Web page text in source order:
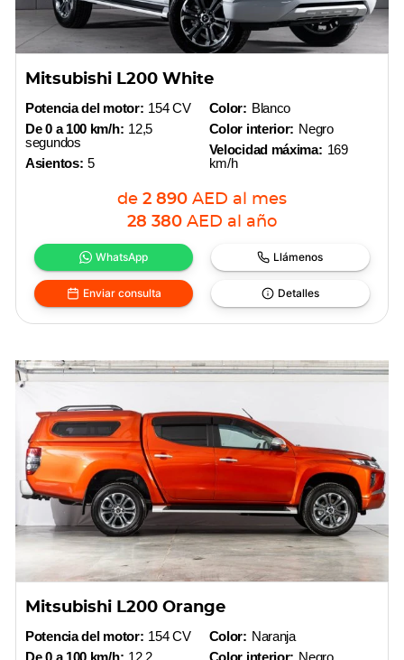
Mitsubishi L200 White
Potencia del motor: 154 CV
De 0 a 100 km/h: 12,5
segundos
Asientos: 5
Color: Blanco
Color interior: Negro
Velocidad máxima: 169
km/h
de 2 890 AED al mes
28 380 AED al año
WhatsApp Llámenos
Enviar consulta Detalles
Mitsubishi L200 Orange
Potencia del motor: 154 CV
De 0 a 100 km/h: 12,2
Color: Naranja
Color interior: Negro